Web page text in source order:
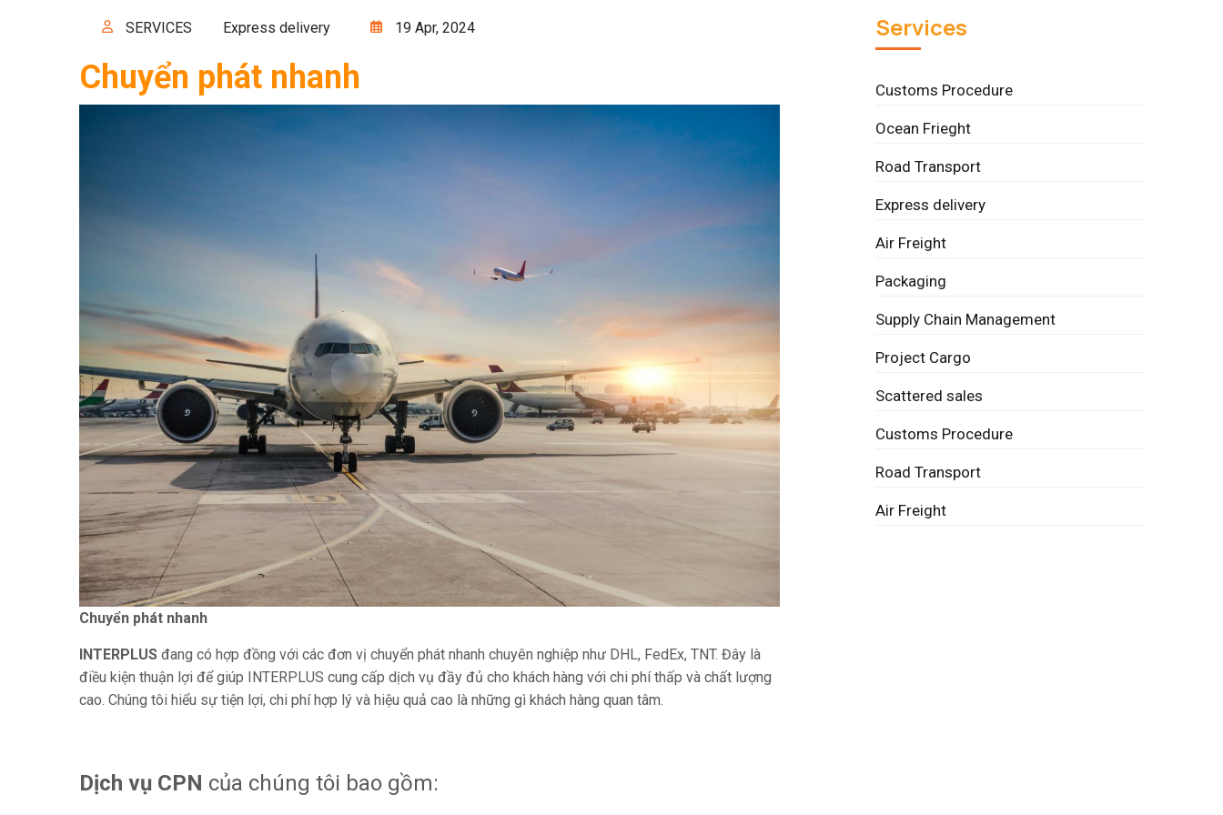
SERVICES Express delivery 19 Apr, 2024
Chuyển phát nhanh
Chuyển phát nhanh
INTERPLUS đang có hợp đồng với các đơn vị chuyển phát nhanh chuyên nghiệp như DHL, FedEx, TNT. Đây là
điều kiện thuận lợi để giúp INTERPLUS cung cấp dịch vụ đầy đủ cho khách hàng với chi phí thấp và chất lượng
cao. Chúng tôi hiểu sự tiện lợi, chi phí hợp lý và hiệu quả cao là những gì khách hàng quan tâm.
Dịch vụ CPN của chúng tôi bao gồm:
Services
Customs Procedure
Ocean Frieght
Road Transport
Express delivery
Air Freight
Packaging
Supply Chain Management
Project Cargo
Scattered sales
Customs Procedure
Road Transport
Air Freight